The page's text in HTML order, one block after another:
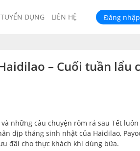
TUYỂN DỤNG LIÊN HỆ Đăng nhập
– Cuối tuần lẩu
những câu chuyện rôm rả sau Tết
dịp tháng sinh nhật của Haidilao,
đãi cho thực khách khi dùng bữa.